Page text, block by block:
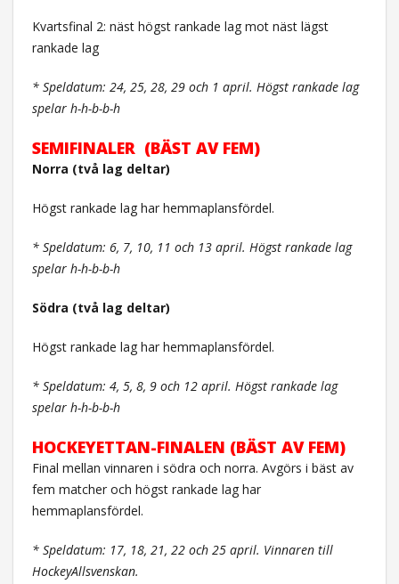
Kvartsfinal 2: näst högst rankade lag mot näst lägst
rankade lag
* Speldatum: 24, 25, 28, 29 och 1 april. Högst rankade lag
spelar h-h-b-b-h
SEMIFINALER (BÄST AV FEM)
Norra (två lag deltar)
Högst rankade lag har hemmaplansfördel.
* Speldatum: 6, 7, 10, 11 och 13 april. Högst rankade lag
spelar h-h-b-b-h
Södra (två lag deltar)
Högst rankade lag har hemmaplansfördel.
* Speldatum: 4, 5, 8, 9 och 12 april. Högst rankade lag
spelar h-h-b-b-h
HOCKEYETTAN-FINALEN (BÄST AV FEM)
Final mellan vinnaren i södra och norra. Avgörs i bäst av
fem matcher och högst rankade lag har
hemmaplansfördel.
* Speldatum: 17, 18, 21, 22 och 25 april. Vinnaren till
HockeyAllsvenskan.